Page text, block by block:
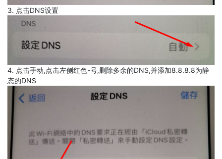
3. 点击DNS设置
4. 点击手动,点击左侧红色-号,删除多余的DNS,并添加8.8.8.8为静
态的DNS